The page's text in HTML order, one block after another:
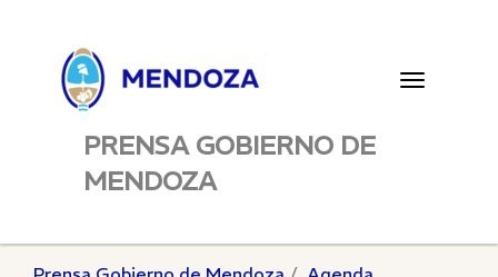
Toggle
PRENSA GOBIERNO DE
MENDOZA